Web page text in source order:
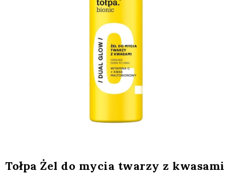
Tołpa Żel do mycia twarzy z kwasami